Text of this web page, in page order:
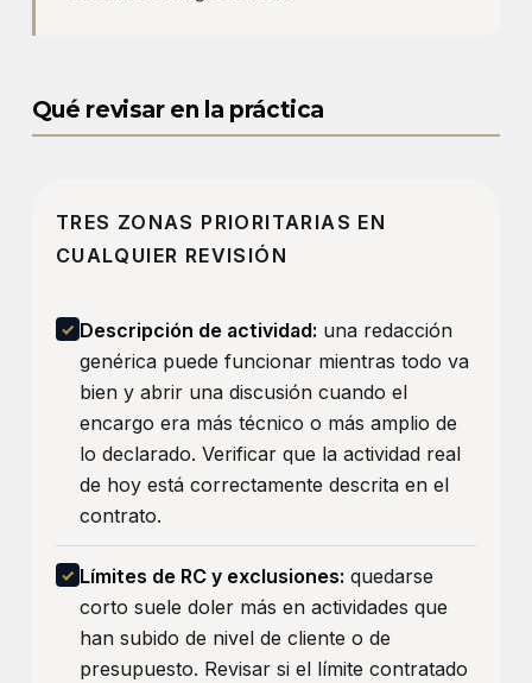
Qué revisar en la práctica
TRES ZONAS PRIORITARIAS EN
CUALQUIER REVISIÓN
Descripción de actividad: una redacción
genérica puede funcionar mientras todo va
bien y abrir una discusión cuando el
encargo era más técnico o más amplio de
lo declarado. Verificar que la actividad real
de hoy está correctamente descrita en el
contrato.
Límites de RC y exclusiones: quedarse
corto suele doler más en actividades que
han subido de nivel de cliente o de
presupuesto. Revisar si el límite contratado